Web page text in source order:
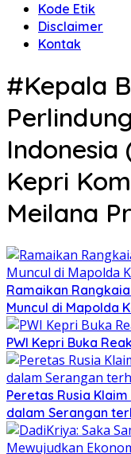
Kode Etik
Disclaimer
Kontak
#Kepala
Indonesia
Kepri
Meilana
Ramaikan
Muncul di Mapolda
PWI Kepri Buka
Peretas Rusia
dalam Serangan